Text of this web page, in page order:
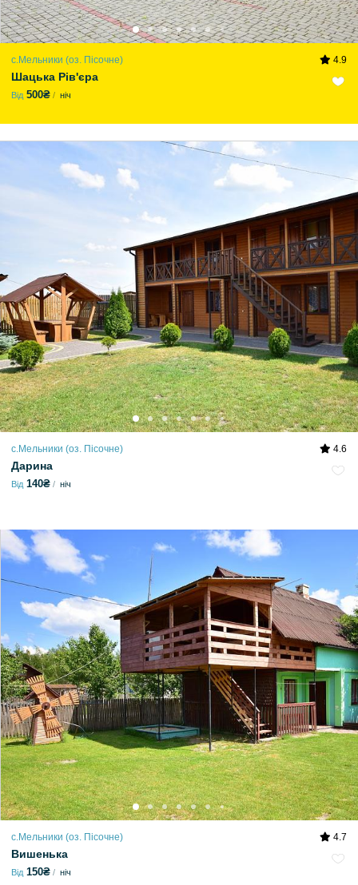
с.Мельники (оз. Пісочне) 4.9
Шацька Рів'єра
Від 500₴ ніч
с.Мельники (оз. Пісочне) 4.6
Дарина
Від 140₴ ніч
с.Мельники (оз. Пісочне) 4.7
Вишенька
Від 150₴ ніч